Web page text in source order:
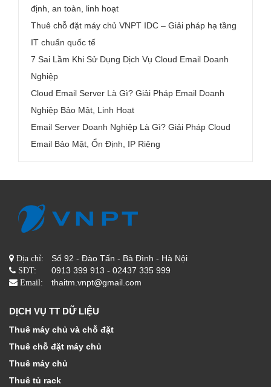
định, an toàn, linh hoạt
Thuê chỗ đặt máy chủ VNPT IDC – Giải pháp hạ tầng
IT chuẩn quốc tế
7 Sai Lầm Khi Sử Dụng Dịch Vụ Cloud Email Doanh
Nghiệp
Cloud Email Server Là Gì? Giải Pháp Email Doanh
Nghiệp Bảo Mật, Linh Hoạt
Email Server Doanh Nghiệp Là Gì? Giải Pháp Cloud
Email Bảo Mật, Ổn Định, IP Riêng
Địa chỉ: Số 92 - Đào Tấn - Bà Đình - Hà Nội
SĐT: 0913 399 913 - 02437 335 999
Email: thaitm.vnpt@gmail.com
DỊCH VỤ TT DỮ LIỆU
Thuê máy chủ và chỗ đặt
Thuê chỗ đặt máy chủ
Thuê máy chủ
Thuê tủ rack